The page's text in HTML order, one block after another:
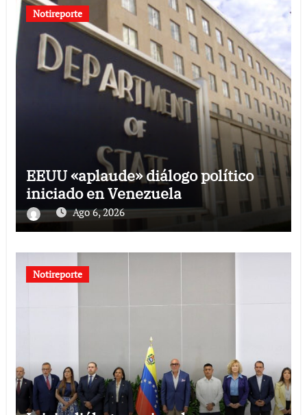
Notireporte
EEUU «aplaude» diálogo político
iniciado en Venezuela
Ago 6, 2026
Notireporte